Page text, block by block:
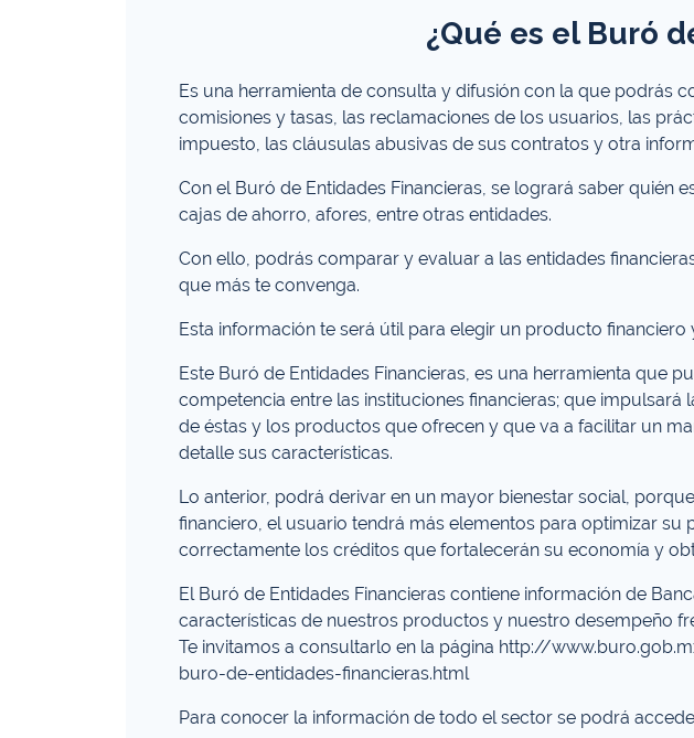
¿Qué es el Buró
Es una herramienta de consulta y difusión con la que podrás
comisiones y tasas, las reclamaciones de los usuarios, las
impuesto, las cláusulas abusivas de sus contratos y otra
Con el Buró de Entidades Financieras, se logrará saber quién
cajas de ahorro, afores, entre otras entidades.
Con ello, podrás comparar y evaluar a las entidades
que más te convenga.
Esta información te será útil para elegir un producto
Este Buró de Entidades Financieras, es una herramienta que
competencia entre las instituciones financieras; que
de éstas y los productos que ofrecen y que va a facilitar un
detalle sus características.
Lo anterior, podrá derivar en un mayor bienestar social,
financiero, el usuario tendrá más elementos para optimizar
correctamente los créditos que fortalecerán su economía y
El Buró de Entidades Financieras contiene información de
características de nuestros productos y nuestro desempeño
Te invitamos a consultarlo en la página http://
buro-de-entidades-financieras.html
Para conocer la información de todo el sector se podrá